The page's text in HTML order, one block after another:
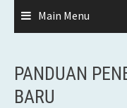
Main Menu
PANDUAN
BARU